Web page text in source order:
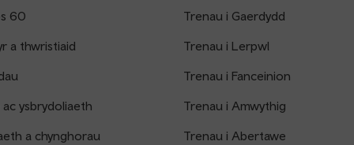
60
a thwristiaid
ac ysbrydoliaeth
a chynghorau
Trenau i Gaerdydd
Trenau i Lerpwl
Trenau i Fanceinion
Trenau i Amwythig
Trenau i Abertawe